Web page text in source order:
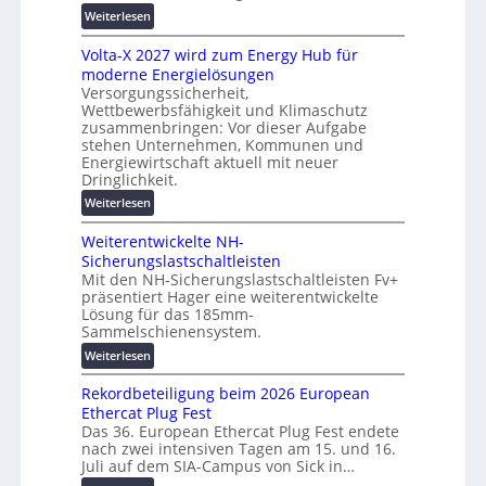
g
s
l
ö
s
u
n
g
e
n
u
t
z
u
n
d
d
i
g
i
t
l
e
T
r
a
n
s
p
r
e
n
Weiterlesen:
M
a
s
c
h
i
n
e
n
b
u
:
F
o
r
s
c
h
u
g
s
Volta-X 2027 wird zum Energy Hub für
moderne Energielösungen
Versorgungssicherheit,
Wettbewerbsfähigkeit und Klimaschutz
zusammenbringen: Vor dieser Aufgabe
stehen Unternehmen, Kommunen und
Energiewirtschaft aktuell mit neuer
Dringlichkeit.
Weiterlesen:
V
o
l
t
a
-
X
2
0
2
7
w
i
r
Weiterentwickelte NH-
Sicherungslastschaltleisten
Mit den NH-Sicherungslastschaltleisten Fv+
präsentiert Hager eine weiterentwickelte
Lösung für das 185mm-
Sammelschienensystem.
Weiterlesen:
W
e
i
t
e
r
Rekordbeteiligung beim 2026 European
Ethercat Plug Fest
Das 36. European Ethercat Plug Fest endete
nach zwei intensiven Tagen am 15. und 16.
Juli auf dem SIA-Campus von Sick in…